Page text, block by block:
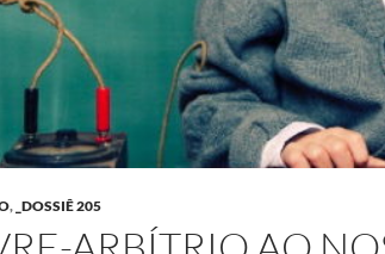
, _DOSSIÊ 205